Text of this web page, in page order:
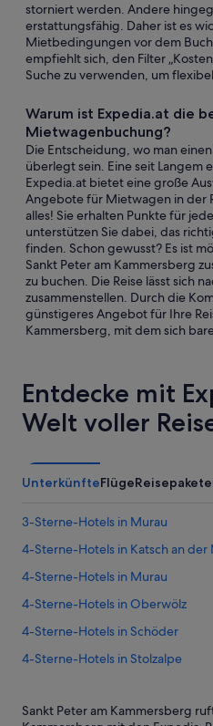
storniert werden. Andere
erstattungsfähig. Daher ist es
Mietbedingungen vor dem
empfiehlt sich, den Filter
Suche zu verwenden, um
Warum ist Expedia.at die
Mietwagenbuchung?
Die Entscheidung, wo man
überlegt sein. Eine seit Langem
Expedia.at bietet eine große
Angebote für Mietwagen in der
alles! Sie erhalten Punkte für
unterstützen Sie dabei, das
finden. Schon gewusst? Es ist
Sankt Peter am Kammersberg
zu buchen. Die Reise lässt sich
zusammenstellen. Durch die
günstigeres Angebot für Ihre
Kammersberg, mit dem sich
Entdecke mit
Welt voller
UnterkünfteFlügeReisepakete
3-Sterne-Hotels in Murau
4-Sterne-Hotels in Katsch an der
4-Sterne-Hotels in Murau
4-Sterne-Hotels in Oberwölz
4-Sterne-Hotels in Schöder
4-Sterne-Hotels in Stolzalpe
5-Sterne-Hotels in Oberwölz
Sankt Peter am Kammersberg